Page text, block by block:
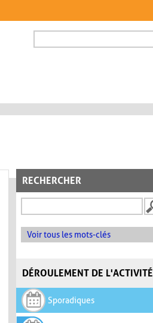
FORMULAIRE DE
RECHERCHER
Voir tous les mots-clés
DÉROULEMENT DE L'ACTIVITÉ
Sporadiques